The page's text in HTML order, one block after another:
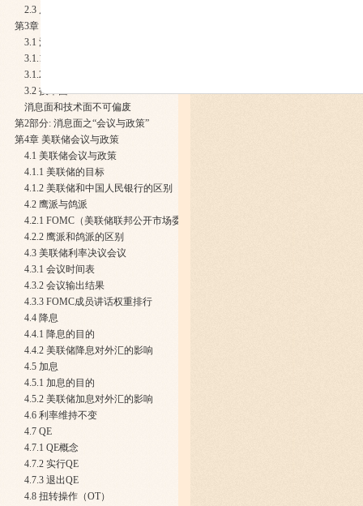
2.3 局域变化与国际大事记
第3章 如何才能做好外汇交易；消息面与技术面
3.1 消息面
3.1.1 外汇投资的消息面关注点有哪些
3.1.2 消息面从哪里获得
3.2 技术面
消息面和技术面不可偏废
第2部分: 消息面之“会议与政策”
第4章 美联储会议与政策
4.1 美联储会议与政策
4.1.1 美联储的目标
4.1.2 美联储和中国人民银行的区别
4.2 鹰派与鸽派
4.2.1 FOMC（美联储联邦公开市场委员会）
4.2.2 鹰派和鸽派的区别
4.3 美联储利率决议会议
4.3.1 会议时间表
4.3.2 会议输出结果
4.3.3 FOMC成员讲话权重排行
4.4 降息
4.4.1 降息的目的
4.4.2 美联储降息对外汇的影响
4.5 加息
4.5.1 加息的目的
4.5.2 美联储加息对外汇的影响
4.6 利率维持不变
4.7 QE
4.7.1 QE概念
4.7.2 实行QE
4.7.3 退出QE
4.8 扭转操作（OT）